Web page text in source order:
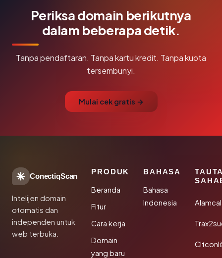
Periksa domain berikutnya
dalam beberapa detik.
Tanpa pendaftaran. Tanpa kartu kredit. Tanpa kuota
tersembunyi.
Mulai cek gratis →
ConectiqScan
Intelijen domain
otomatis dan
independen untuk
web terbuka.
PRODUK
Beranda
Fitur
Cara kerja
Domain
yang baru
BAHASA
Bahasa
Indonesia